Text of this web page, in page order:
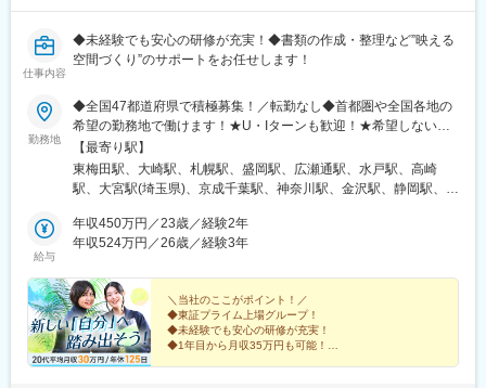
駅、二子新地駅、曙橋駅、奥沢駅、新高島駅、新丸子駅、石上
駅、向ケ丘遊園駅、海老名駅(相模線)、緑町駅、京急鶴見駅、馬車
線)、リゾートゲートウェイ・ステーション駅、市川真間駅、北初
富駅、京成稲毛駅、習志野駅、幸谷駅、天王寺駅前駅、大阪ビジ
ネスパーク駅、東淀川駅、大江橋駅、西大橋駅、なんば駅(地下
鉄)、四ツ橋駅、大阪梅田駅(阪神線)、なかもず駅、南茨木駅(大阪
モノレール)、高槻市駅、九条駅(京都府)、くいな橋駅、神戸三宮
駅、東大手駅、三島広小路駅、草薙駅(静岡鉄道線)、岐阜駅、あす
なろう四日市駅、西桑名駅、富田駅(三重県)、宇都宮駅東口駅、西
駅、玉造駅、大阪上本町駅、渡辺橋駅、吹田駅(阪急線)、和田塚
駅、丸太町駅(京都市営)、西院駅(京福線)、洛西口駅、新田駅(京都
府)、京田辺駅、三条京阪駅、ハーバーランド駅、宝塚南口駅、住
吉駅(兵庫県・阪神線)、山陽姫路駅、山陽明石駅、川西池田駅、旧
居留地・大丸前駅、さくら夙川駅、芦屋川駅、ハーブ園山麓駅、
喜駅、武蔵浦和駅、春日部駅、大阪駅、京橋駅(大阪府)、ＪＲ難波
駅、門真市駅、淀屋橋駅、北浜駅(大阪府)、肥後橋駅、江坂駅、東
西中島南方駅、西梅田駅、本町駅、南森町駅、神戸駅(兵庫県)、尼
崎駅(東海道本線)、御崎公園駅、医療センター駅、西宮駅(ＪＲ
線)、明石駅、林崎松江海岸駅、京都駅、西院駅(阪急線)、長岡京
駅、大宮駅(京都府)、西大路駅、上鳥羽口駅、十条駅(京都府・近
鉄線)、向日町駅、淀駅、烏丸御池駅、六番町駅、北岡崎駅、今池
駅(愛知県)、ナゴヤドーム前矢田駅、高蔵寺駅、柏森駅、知立駅、
大府駅、鶴舞駅、栄駅(愛知県)、金山駅(愛知県)、伏見駅(愛知
県)、豊橋駅、大曽根駅、矢場町駅、藤が丘駅(愛知県)、刈谷駅、
千種駅、小牧原駅、東刈谷駅、土橋駅(愛知県)、新栄町駅(愛知
本線)、東名古屋港駅、三河豊田駅、国府宮駅、国際センター駅、
小牧口駅、常滑駅、岩倉駅(愛知県)、三郷駅(愛知県)、三河安城
駅、稲沢駅、安城駅、共和駅、藤川駅、乙川駅、新金谷駅、三島
駅、掛川駅、新富士駅(静岡県)、藤枝駅、博多駅、小倉駅(福岡
県)、天神駅、呉服町駅(福岡県)、赤坂駅(福岡県)、天神南駅、渡辺
仕事内容
◆未経験でも安心の研修が充実！◆書類の作成・整理など”映える
空間づくり”のサポートをお任せします！
勤務地
◆全国47都道府県で積極募集！／転勤なし◆首都圏や全国各地の
希望の勤務地で働けます！★U・Iターンも歓迎！★希望しない限
り、転居を伴う転勤なし！【本社・本部】大阪本社／大阪府大阪
市北区曽根崎2-12-7東京本部／東京都品川区大崎1-2-2【拠点】■
札幌支社／北海道札幌市北区北7条西4-12■盛岡支社／岩手県盛岡
65■水戸支社／茨城県水戸市桜川1-1-25■高崎支社／群馬県高崎市
八島町58-1■大宮支社／埼玉県さいたま市大宮区宮町1-114-1■千
神奈川区金港町3-1■金沢支社／石川県金沢市広岡1-5-23■静岡支社
／静岡県静岡市葵区御幸町11-30■名古屋支社／愛知県名古屋市中
区栄3-13-20■広島支社／広島県広島市中区幟町13-11■高松支社／
香川県高松市寿町1-2-5■福岡支社／福岡県福岡市博多区博多駅前
1-11-27■沖縄支社／沖縄県那覇市久米2-3-15※無期雇用派遣での
【最寄り駅】
東梅田駅、大崎駅、札幌駅、盛岡駅、広瀬通駅、水戸駅、高崎
駅、大宮駅(埼玉県)、京成千葉駅、神奈川駅、金沢駅、静岡駅、矢
県)、新宿駅(東京メトロ)、渋谷駅、池袋駅、横浜駅、北千住駅、
東京駅、梅田駅(地下鉄)、高田馬場駅、新橋駅、品川駅、大阪駅、
木上原駅、天王寺駅、上野駅、なんば駅(地下鉄)、博多駅、町田
駅、金山駅(愛知県)、武蔵小杉駅、京橋駅(大阪府)、大手町駅(東京
都)、綾瀬駅、中野駅(東京都)、有楽町駅、蒲田駅、吉祥寺駅、川
崎駅、三宮駅(神戸市営)、船橋駅、中目黒駅、柏駅、五反田駅、西
日暮里駅、藤沢駅、大井町駅、日暮里駅、新横浜駅、恵比寿駅、
給与
年収450万円／23歳／経験2年
年収524万円／26歳／経験3年
＼当社のここがポイント！／
◆東証プライム上場グループ！
◆未経験でも安心の研修が充実！
◆1年目から月収35万円も可能！